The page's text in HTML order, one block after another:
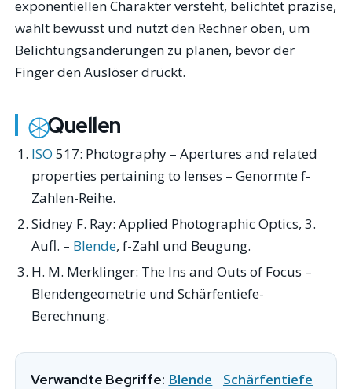
exponentiellen Charakter versteht, belichtet präzise,
wählt bewusst und nutzt den Rechner oben, um
Belichtungsänderungen zu planen, bevor der
Finger den Auslöser drückt.
Quellen
ISO 517: Photography – Apertures and related
properties pertaining to lenses – Genormte f-
Zahlen-Reihe.
Sidney F. Ray: Applied Photographic Optics, 3.
Aufl. – Blende, f-Zahl und Beugung.
H. M. Merklinger: The Ins and Outs of Focus –
Blendengeometrie und Schärfentiefe-
Berechnung.
Verwandte Begriffe: Blende
Schärfentiefe